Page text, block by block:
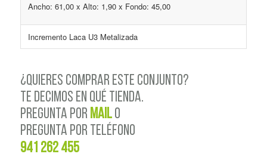
Ancho: 61,00 x Alto: 1,90 x Fondo: 45,00
Incremento Laca U3 Metalizada
¿QUIERES COMPRAR ESTE CONJUNTO?
TE DECIMOS EN QUÉ TIENDA.
PREGUNTA POR MAIL o
PREGUNTA POR TELÉFONO
941 262 455